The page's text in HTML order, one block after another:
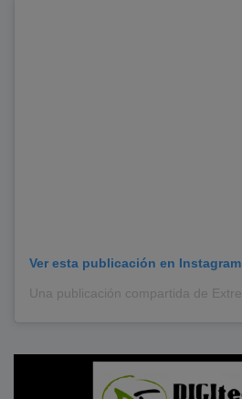
Ver esta publicación en Instagram